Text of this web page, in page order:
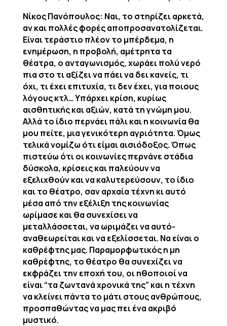
Νίκος Πανόπουλος: Ναι, το στηρίζει αρκετά,
αν και πολλές φορές αποπροσανατολίζεται.
Είναι τεράστιο πλέον το μπέρδεμα, η
ενημέρωση, η προβολή, αμέτρητα τα
θέατρα, ο ανταγωνισμός, χωράει πολύ νερό
πια στο τι αξίζει να πάει να δει κανείς, τι
όχι, τι έχει επιτυχία, τι δεν έχει, για ποιους
λόγους κτλ… Υπάρχει κρίση, κυρίως
αισθητικής και αξιών, κατά τη γνώμη μου.
Αλλά το ίδιο περνάει πάλι και η κοινωνία θα
μου πείτε, μια γενικότερη αγριότητα. Όμως
τελικά νομίζω ότι είμαι αισιόδοξος. Όπως
πιστεύω ότι οι κοινωνίες περνάνε στάδια
δύσκολα, κρίσεις και παλεύουν να
εξελιχθούν και να καλυτερεύσουν, το ίδιο
και το θέατρο, σαν αρχαία τέχνη κι αυτό
μέσα από την εξέλιξη της κοινωνίας
ωρίμασε και θα συνεχίσει να
μεταλλάσσεται, να ωριμάζει να αυτό-
αναθεωρείται και να εξελίσσεται. Να είναι ο
καθρέφτης μας. Παραμορφωτικός η μη
καθρέφτης, το θέατρο θα συνεχίζει να
εκφράζει την εποχή του, οι ηθοποιοί να
είναι “τα ζωντανά χρονικά της” και η τέχνη
να κλείνει πάντα το μάτι στους ανθρώπους,
προσπαθώντας να μας πει ένα ακριβό
μυστικό.